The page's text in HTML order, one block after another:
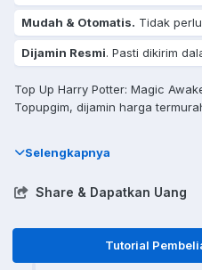
Mudah & Otomatis. Tidak
Dijamin Resmi. Pasti dikirim
Top Up Harry Potter: Magic
Topupgim, dijamin harga
Selengkapnya
Share & Dapatkan Uang
Tutorial